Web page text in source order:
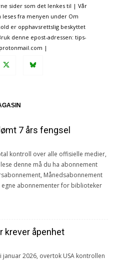
sider som det lenkes til | Vår
fra menyen under Om
er opphavsrettslig beskyttet
denne epost-adressen: tips-
|
7 års fengsel
kontroll over alle offisielle medier,
denne må du ha abonnement
Månedsabonnement
egne abonnementer for biblioteker
krever åpenhet
2026, overtok USA kontrollen